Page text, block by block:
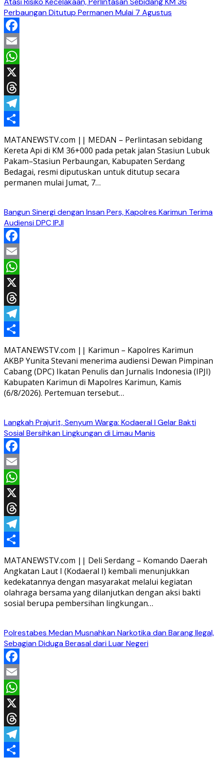
Perbaungan Ditutup Permanen Mulai 7 Agustus
Facebook
Email
WhatsApp
X
Threads
Telegram
Share
MATANEWSTV.com || MEDAN – Perlintasan sebidang
Kereta Api di KM 36+000 pada petak jalan Stasiun Lubuk
Pakam–Stasiun Perbaungan, Kabupaten Serdang
Bedagai, resmi diputuskan untuk ditutup secara
permanen mulai Jumat, 7…
Bangun Sinergi dengan Insan Pers, Kapolres Karimun Terima
Audiensi DPC IPJI
Facebook
Email
WhatsApp
X
Threads
Telegram
Share
MATANEWSTV.com || Karimun – Kapolres Karimun
AKBP Yunita Stevani menerima audiensi Dewan Pimpinan
Cabang (DPC) Ikatan Penulis dan Jurnalis Indonesia (IPJI)
Kabupaten Karimun di Mapolres Karimun, Kamis
(6/8/2026). Pertemuan tersebut…
Langkah Prajurit, Senyum Warga: Kodaeral I Gelar Bakti
Sosial Bersihkan Lingkungan di Limau Manis
Facebook
Email
WhatsApp
X
Threads
Telegram
Share
MATANEWSTV.com || Deli Serdang – Komando Daerah
Angkatan Laut I (Kodaeral I) kembali menunjukkan
kedekatannya dengan masyarakat melalui kegiatan
olahraga bersama yang dilanjutkan dengan aksi bakti
sosial berupa pembersihan lingkungan…
Polrestabes Medan Musnahkan Narkotika dan Barang Ilegal,
Sebagian Diduga Berasal dari Luar Negeri
Facebook
Email
WhatsApp
X
Threads
Telegram